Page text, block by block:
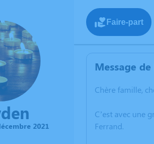
2021
Faire-part
Message
Chère famille,
C’est avec une
Ferrand.